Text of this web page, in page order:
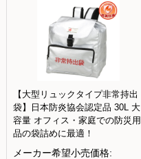
【大型リュックタイプ非常持出
袋】日本防炎協会認定品 30L 大
容量 オフィス・家庭での防災用
品の袋詰めに最適！
メーカー希望小売価格: